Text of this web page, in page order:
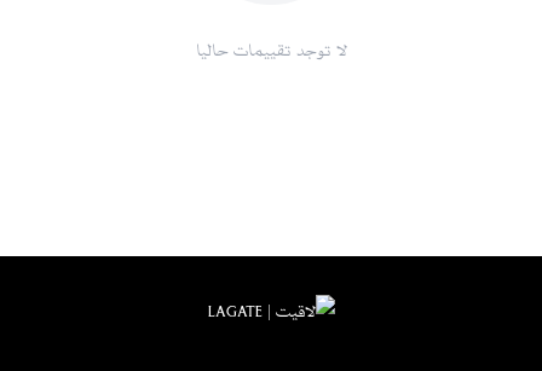
لا توجد تقييمات حاليا